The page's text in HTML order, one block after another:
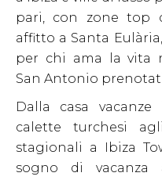
pari, con zone top
affitto a Santa
per chi ama la vita
San Antonio
Dalla casa
calette turchesi
stagionali a Ibiza
sogno di vacanza